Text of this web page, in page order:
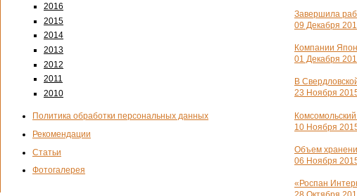
2016
2015
2014
2013
2012
2011
2010
Политика обработки персональных данных
Рекомендации
Статьи
Фотогалерея
Завершила
09 Декабря
Компании
01 Декабря
В
23 Ноября 2015
10 Ноября 2015
Объем
06 Ноября 2015
«Роспан